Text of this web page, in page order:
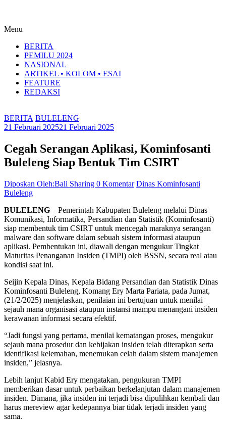
Menu
BERITA
PEMILU 2024
NASIONAL
ARTIKEL • KOLOM • ESAI
FEATURE
REDAKSI
BERITA BULELENG
21 Februari 202521 Februari 2025
Cegah Serangan Aplikasi, Kominfosanti
Buleleng Siap Bentuk Tim CSIRT
Diposkan Oleh:Bali Sharing 0 Komentar Dinas Kominfosanti
Buleleng
BULELENG – Pemerintah Kabupaten Buleleng melalui Dinas
Komunikasi, Informatika, Persandian dan Statistik (Kominfosanti)
siap membentuk tim CSIRT untuk mencegah maraknya serangan
malware dan software dalam sebuah sistem informasi ataupun
aplikasi. Pembentukan ini, diawali dengan mengukur Tingkat
Maturitas Penanganan Insiden (TMPI) oleh BSSN, secara real atau
kondisi saat ini.
Seijin Kepala Dinas, Kepala Bidang Persandian dan Statistik Dinas
Kominfosanti Buleleng, Komang Ery Marta Pariata, pada Jumat,
(21/2/2025) menjelaskan, penilaian ini bertujuan untuk menilai
sejauh mana organisasi ataupun instansi mampu menangani insiden
kerawanan informasi secara efektif.
“Jadi fungsi yang pertama, menilai kematangan proses, mengukur
sejauh mana prosedur dan kebijakan insiden telah diterapkan serta
identifikasi kelemahan, menemukan celah dalam sistem manajemen
insiden,” jelasnya.
Lebih lanjut Kabid Ery mengatakan, pengukuran TMPI
memberikan dasar untuk perbaikan berkelanjutan dalam manajemen
insiden. Dimana, jika insiden ini terjadi bisa dipulihkan kembali dan
harus mereview agar kedepannya biar tidak terjadi insiden yang
sama.